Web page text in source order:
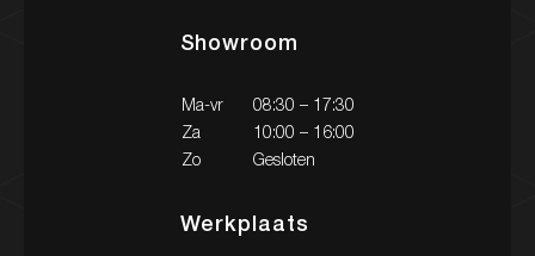
Een occasion of wilt u een afspraak maken? Neem
Showroom
Ma-vr
08:30 – 17:30
Za
10:00 – 16:00
Zo
Gesloten
Werkplaats